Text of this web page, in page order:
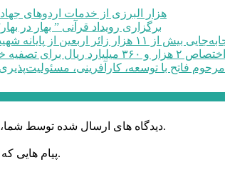
۶۰ هزار البرزی از خدمات اردوهای
برگزاری رویداد قرآنی ” بهار در
بیش از ۱۱ هزار زائر اربعین از پایانه شهید کلانتری کرج به مرزهای ...
اختصاص ۲ هزار و ۳۶۰ میلیارد ریال برای تصفیه خانه فاضلاب صنعتی در البرز
مرحوم فاتح با توسعه، کارآفرینی،
دیدگاه های ارسال شده توسط شما، پس از تایید توسط خبرگزاری الف در وب منتشر خواهد شد.
پیام هایی که به غیر از زبان فارسی یا غیر مرتبط باشد منتشر نخواهد شد.